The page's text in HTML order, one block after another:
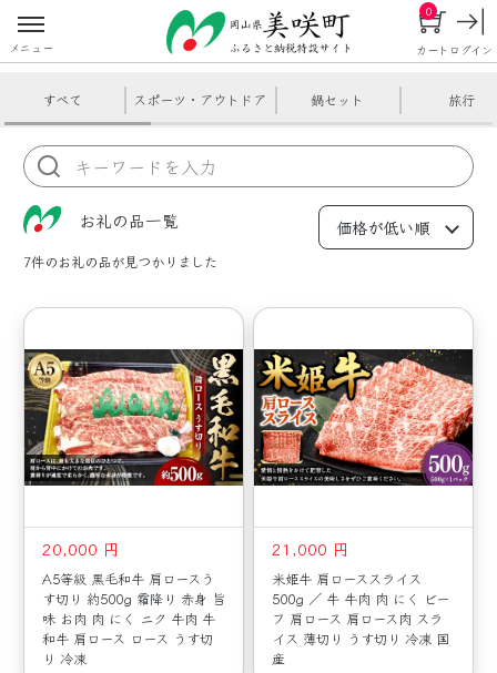
メニュー カート
0
ログイン
すべて スポーツ・アウトドア 鍋セット 旅行
お礼の品一覧
7件のお礼の品が見つかりました
20,000 円
A5等級 黒毛和牛 肩ロースう
す切り 約500g 霜降り 赤身 旨
味 お肉 肉 にく ニク 牛肉 牛
和牛 肩ロース ロース うす切
り 冷凍
21,000 円
米姫牛 肩ローススライス
500g ／ 牛 牛肉 肉 にく ビー
フ 肩ロース 肩ロース肉 スラ
イス 薄切り うす切り 冷凍 国
産